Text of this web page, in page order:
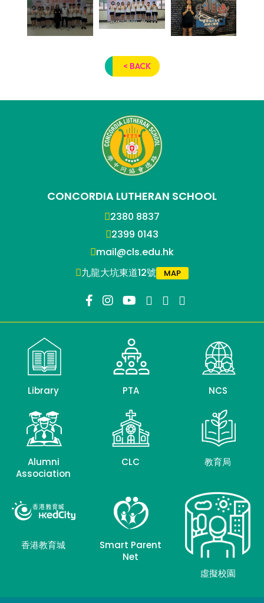
< BACK
CONCORDIA LUTHERAN SCHOOL
2380 8837
2399 0143
mail@cls.edu.hk
九龍大坑東道12號
MAP
Library PTA NCS
Alumni
Association
CLC 教育局
香港教育城
Smart Parent
Net
虛擬校園